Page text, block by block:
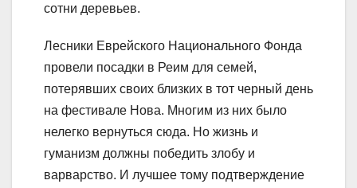
сотни деревьев.
Лесники Еврейского Национального Фонда
провели посадки в Реим для семей,
потерявших своих близких в тот черный день
на фестивале Нова. Многим из них было
нелегко вернуться сюда. Но жизнь и
гуманизм должны победить злобу и
варварство. И лучшее тому подтверждение